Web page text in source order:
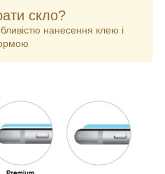
скло?
нанесення клею і